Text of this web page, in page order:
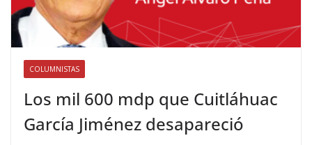
COLUMNISTAS
Los mil 600 mdp que Cuitláhuac
García Jiménez desapareció